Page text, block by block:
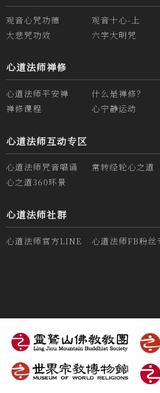
观音心咒功德 观音十心-上
大悲咒功效
六字大明咒
心道法师禅修
心道法师平安禅 什么是禅修？
禅修课程
心宁静运动
心道法师互动专区
心道法师咒音唱诵 常转经轮心之道
心之道360环景
心道法师社群
心道法师官方LINE 心道法师FB粉丝